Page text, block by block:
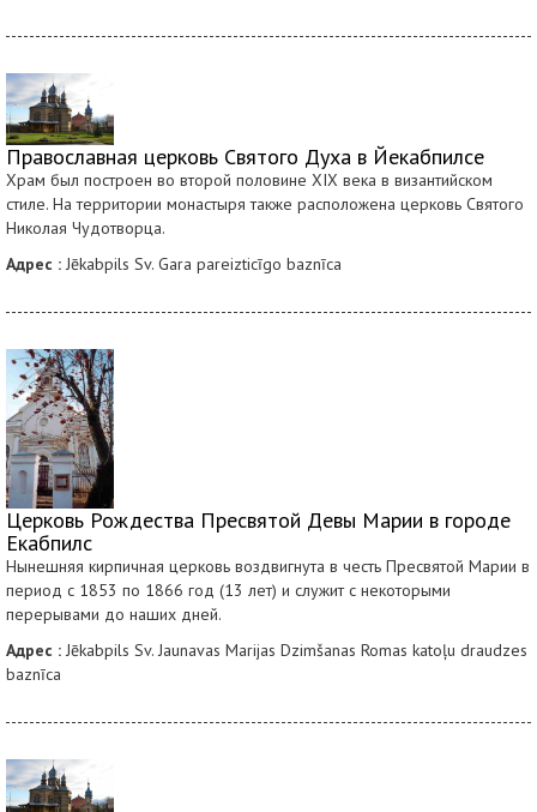
Православная церковь Святого Духа в Йекабпилсе
Храм был построен во второй половине XIX века в византийском
стиле. На территории монастыря также расположена церковь Святого
Николая Чудотворца.
Адрес : Jēkabpils Sv. Gara pareizticīgo baznīca
Церковь Рождества Пресвятой Девы Марии в городе
Екабпилс
Нынешняя кирпичная церковь воздвигнута в честь Пресвятой Марии в
период с 1853 по 1866 год (13 лет) и служит с некоторыми
перерывами до наших дней.
Адрес : Jēkabpils Sv. Jaunavas Marijas Dzimšanas Romas katoļu draudzes
baznīca